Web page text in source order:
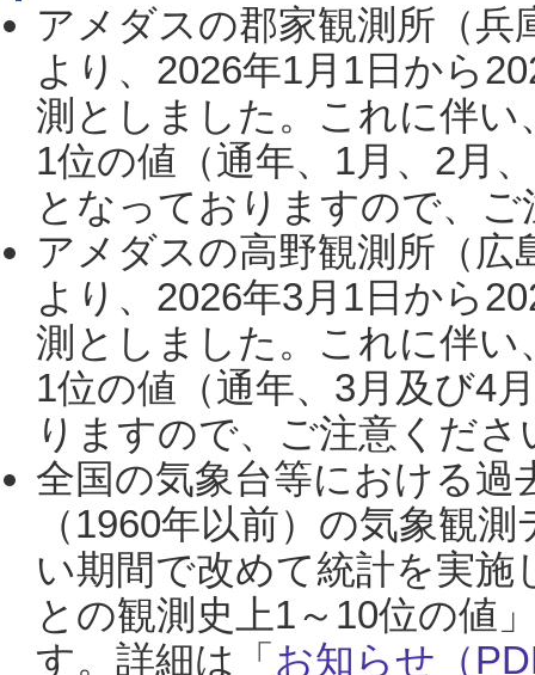
アメダスの郡家観測所（
より、2026年1月1日から
測としました。これに伴い
1位の値（通年、1月、2月
となっておりますので、
アメダスの高野観測所（
より、2026年3月1日から
測としました。これに伴い
1位の値（通年、3月及び4
りますので、ご注意くだ
全国の気象台等における過
（1960年以前）の気象観
い期間で改めて統計を実
との観測史上1～10位の値
す。詳細は「 お知らせ（